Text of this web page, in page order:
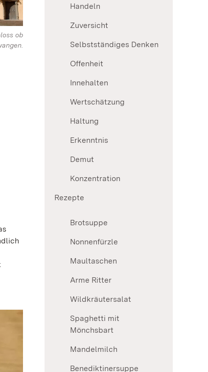
ob
Handeln
Zuversicht
Selbstständiges Denken
Offenheit
Innehalten
Wertschätzung
Haltung
Erkenntnis
Demut
Konzentration
Rezepte
Brotsuppe
Nonnenfürzle
Maultaschen
Arme Ritter
Wildkräutersalat
Spaghetti mit
Mönchsbart
Mandelmilch
Benediktinersuppe